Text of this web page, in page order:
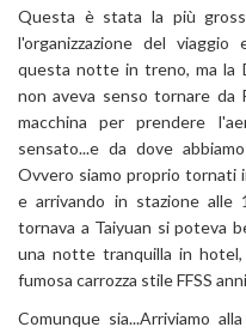
Questa è stata la più
l'organizzazione del
questa notte in treno, ma la
non aveva senso tornare da
macchina per prendere
sensato...e da dove
Ovvero siamo proprio tornati
e arrivando in stazione alle
tornava a Taiyuan si poteva
una notte tranquilla in
fumosa carrozza stile FFSS
Comunque sia...Arriviamo